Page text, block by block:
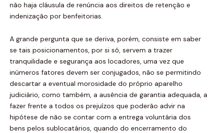
não haja cláusula de renúncia aos direitos de retenção e
indenização por benfeitorias.
A grande pergunta que se deriva, porém, consiste em saber
se tais posicionamentos, por si só, servem a trazer
tranquilidade e segurança aos locadores, uma vez que
inúmeros fatores devem ser conjugados, não se permitindo
descartar a eventual morosidade do próprio aparelho
judiciário, como também, a ausência de garantia adequada, a
fazer frente a todos os prejuízos que poderão advir na
hipótese de não se contar com a entrega voluntária dos
bens pelos sublocatários, quando do encerramento do